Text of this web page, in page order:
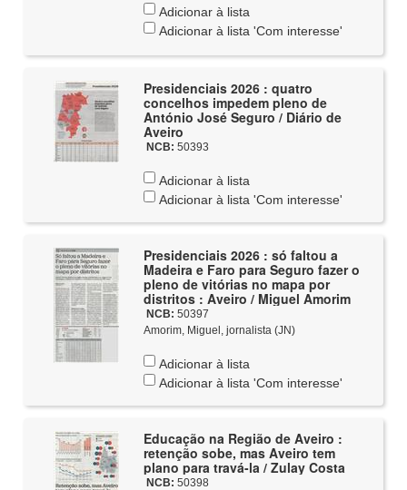
Adicionar à lista
Adicionar à lista 'Com interesse'
Presidenciais 2026 : quatro
concelhos impedem pleno de
António José Seguro / Diário de
Aveiro
NCB: 50393
Adicionar à lista
Adicionar à lista 'Com interesse'
Presidenciais 2026 : só faltou a
Madeira e Faro para Seguro fazer o
pleno de vitórias no mapa por
distritos : Aveiro / Miguel Amorim
NCB: 50397
Amorim, Miguel, jornalista (JN)
Adicionar à lista
Adicionar à lista 'Com interesse'
Educação na Região de Aveiro :
retenção sobe, mas Aveiro tem
plano para travá-la / Zulay Costa
NCB: 50398